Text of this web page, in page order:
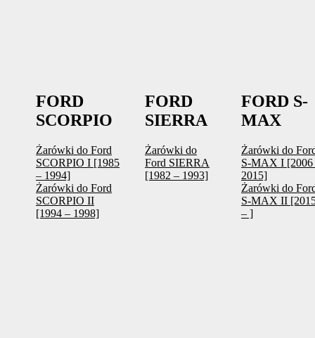
FORD
SCORPIO
Żarówki do Ford
SCORPIO I [1985
– 1994]
Żarówki do Ford
SCORPIO II
[1994 – 1998]
FORD
SIERRA
Żarówki do
Ford SIERRA
[1982 – 1993]
FORD S-
MAX
Żarówki do
S-MAX I [2006
2015]
Żarówki do
S-MAX II
– ]